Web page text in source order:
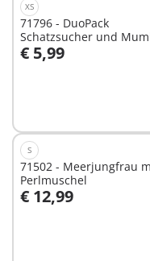
XS
71796 - DuoPack
Schatzsucher und
€ 5,99
In den Warenkorb
S
71502 - Meerjungfrau
Perlmuschel
€ 12,99
In den Warenkorb